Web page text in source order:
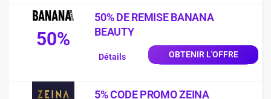
50%
50% DE REMISE BANANA
BEAUTY
OBTENIR L'OFFRE
Détails
5% CODE PROMO ZEINA